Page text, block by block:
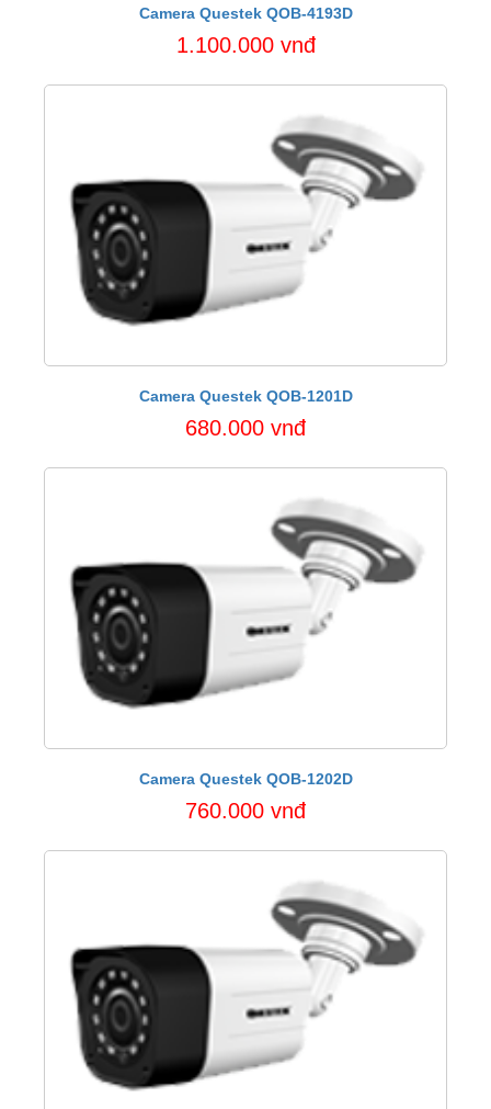
Camera Questek QOB-4193D
1.100.000 vnđ
Camera Questek QOB-1201D
680.000 vnđ
Camera Questek QOB-1202D
760.000 vnđ